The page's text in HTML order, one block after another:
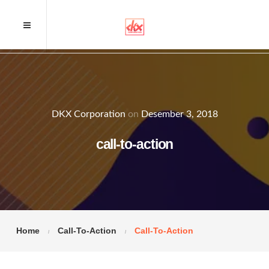
DKX Corporation on Desember 3, 2018
call-to-action
Home Call-To-Action Call-To-Action